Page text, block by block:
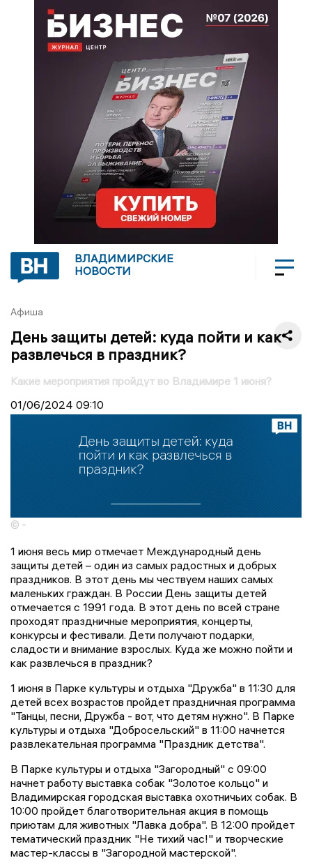
ВЛАДИМИРСКИЕ
НОВОСТИ
Афиша
День защиты детей: куда пойти и как
развлечься в праздник?
Какие мероприятия пройдут во Владимире 1 июня?
01/06/2024 09:10
© -
1 июня весь мир отмечает Международный день
защиты детей – один из самых радостных и добрых
праздников. В этот день мы чествуем наших самых
маленьких граждан. В России День защиты детей
отмечается с 1991 года. В этот день по всей стране
проходят праздничные мероприятия, концерты,
конкурсы и фестивали. Дети получают подарки,
сладости и внимание взрослых. Куда же можно пойти и
как развлечься в праздник?
1 июня в Парке культуры и отдыха "Дружба" в 11:30 для
детей всех возрастов пройдет праздничная программа
"Танцы, песни, Дружба - вот, что детям нужно". В Парке
культуры и отдыха "Добросельский" в 11:00 начнется
развлекательная программа "Праздник детства".
В Парке культуры и отдыха "Загородный" с 09:00
начнет работу выставка собак "Золотое кольцо" и
Владимирская городская выставка охотничьих собак. В
10:00 пройдет благотворительная акция в помощь
приютам для животных "Лавка добра". В 12:00 пройдет
тематический праздник "Не тихий час!" и творческие
мастер-классы в "Загородной мастерской".